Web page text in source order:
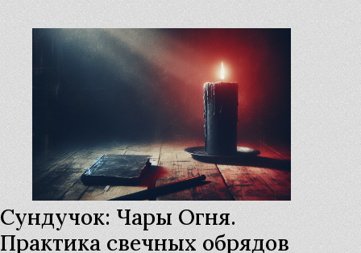
Сундучок: Чары Огня.
Практика свечных обрядов